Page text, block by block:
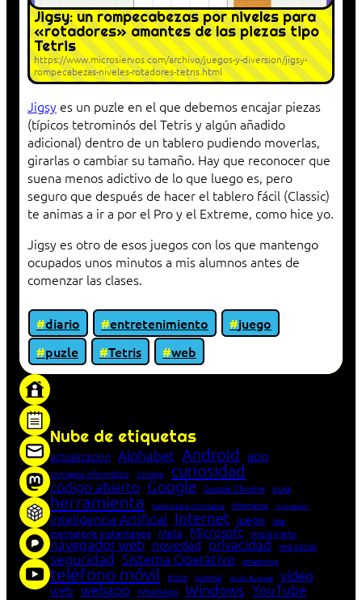
Jigsy: un rompecabezas por niveles para
«rotadores» amantes de las piezas tipo
Tetris
https://www.microsiervos.com/archivo/juegos-y-diversion/jigsy-
rompecabezas-niveles-rotadores-tetris.html
Jigsy es un puzle en el que debemos encajar piezas
(típicos tetrominós del Tetris y algún añadido
adicional) dentro de un tablero pudiendo moverlas,
girarlas o cambiar su tamaño. Hay que reconocer que
suena menos adictivo de lo que luego es, pero
seguro que después de hacer el tablero fácil (Classic)
te animas a ir a por el Pro y el Extreme, como hice yo.
Jigsy es otro de esos juegos con los que mantengo
ocupados unos minutos a mis alumnos antes de
comenzar las clases.
diario entretenimiento
juego
puzle
Tetris
web
Nube de etiquetas
actualización Alphabet Android app
concepto informático consejo curiosidad
código abierto Google Google Chrome guía
herramienta historia de la Informática Informática innovación
Inteligencia Artificial Internet juego lista
mensajería instantánea Meta Microsoft Mozilla Firefox
navegador web novedad privacidad red social
seguridad Sistema Operativo streaming
teléfono móvil truco tutorial Unión Europea vídeo
web webapp WhatsApp Windows YouTube